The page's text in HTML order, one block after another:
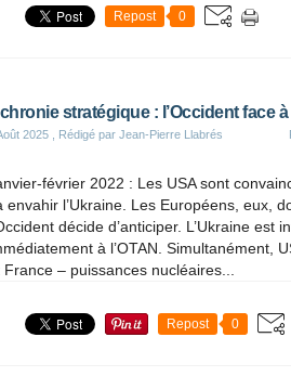
Repost 0
stratégique : l’Occident face
2025 , Rédigé par Jean-Pierre Llabrés
février 2022 : Les USA sont
envahir l’Ukraine. Les Européens, eux,
décide d’anticiper. L’Ukraine est
à l’OTAN. Simultanément,
France – puissances nucléaires...
Repost 0